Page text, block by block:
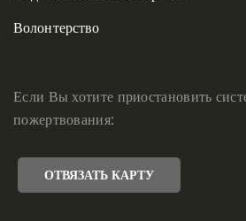
Волонтерство
Если Вы хотите приостановить
пожертвования:
ОТВЯЗАТЬ КАРТУ